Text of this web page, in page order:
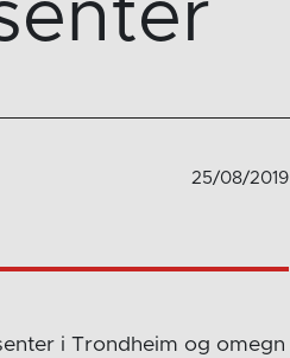
25/08/2019
i Trondheim og omegn